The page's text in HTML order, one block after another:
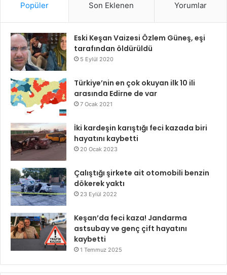
Popüler Son Eklenen Yorumlar
Eski Keşan Vaizesi Özlem Güneş, eşi
tarafından öldürüldü
5 Eylül 2020
Türkiye’nin en çok okuyan ilk 10 ili
arasında Edirne de var
7 Ocak 2021
İki kardeşin karıştığı feci kazada biri
hayatını kaybetti
20 Ocak 2023
Çalıştığı şirkete ait otomobili benzin
dökerek yaktı
23 Eylül 2022
Keşan’da feci kaza! Jandarma
astsubay ve genç çift hayatını
kaybetti
1 Temmuz 2025